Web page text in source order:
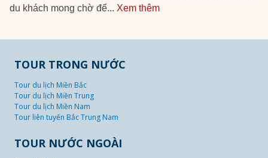
du khách mong chờ để... Xem thêm
TOUR TRONG NƯỚC
Tour du lịch Miền Bắc
Tour du lịch Miền Trung
Tour du lịch Miền Nam
Tour liên tuyến Bắc Trung Nam
TOUR NƯỚC NGOÀI